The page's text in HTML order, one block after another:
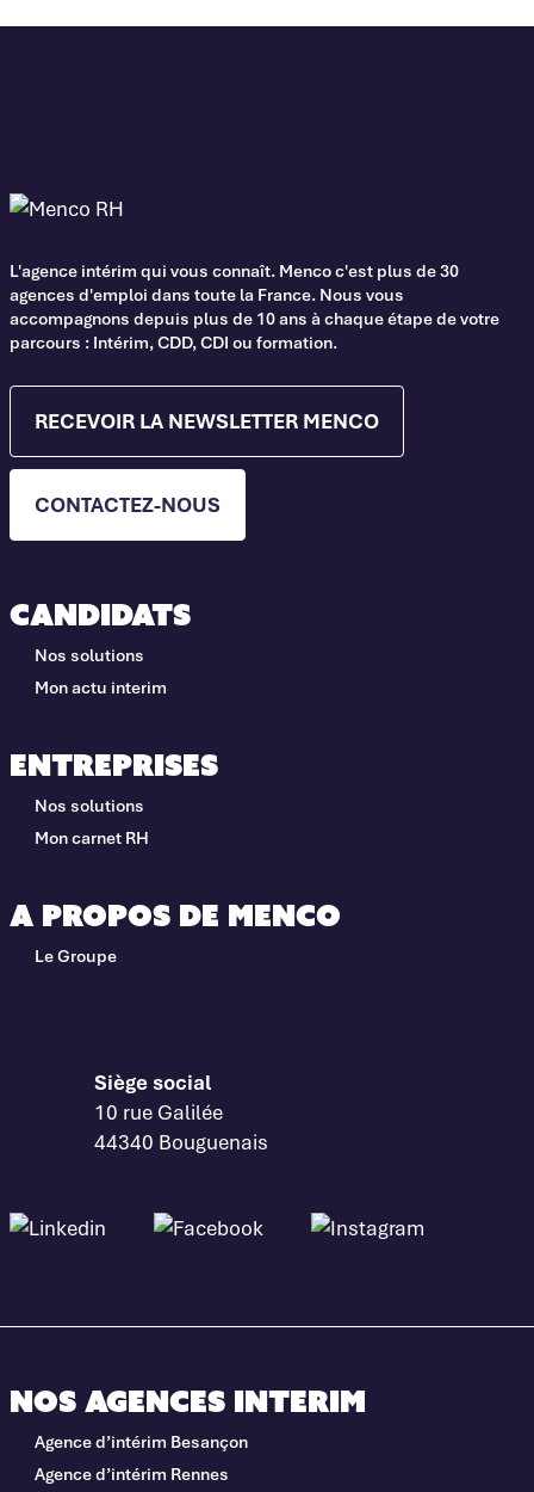
L'agence intérim qui vous connaît. Menco c'est plus de 30
agences d'emploi dans toute la France. Nous vous
accompagnons depuis plus de 10 ans à chaque étape de votre
parcours : Intérim, CDD, CDI ou formation.
RECEVOIR LA NEWSLETTER MENCO
CONTACTEZ-NOUS
Candidats
Nos solutions
Mon actu interim
Entreprises
Nos solutions
Mon carnet RH
A propos de Menco
Le Groupe
Siège social
10 rue Galilée
44340 Bouguenais
Nos agences interim
Agence d’intérim Besançon
Agence d’intérim Rennes